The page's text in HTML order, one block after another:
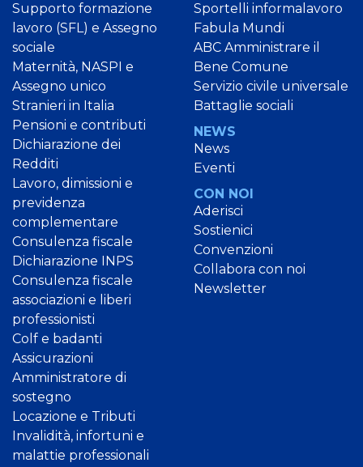
Supporto formazione
lavoro (SFL) e Assegno
sociale
Maternità, NASPI e
Assegno unico
Stranieri in Italia
Pensioni e contributi
Dichiarazione dei
Redditi
Lavoro, dimissioni e
previdenza
complementare
Consulenza fiscale
Dichiarazione INPS
Consulenza fiscale
associazioni e liberi
professionisti
Colf e badanti
Assicurazioni
Amministratore di
sostegno
Locazione e Tributi
Invalidità, infortuni e
malattie professionali
Sportelli informalavoro
Fabula Mundi
ABC Amministrare il
Bene Comune
Servizio civile universale
Battaglie sociali
NEWS
News
Eventi
CON NOI
Aderisci
Sostienici
Convenzioni
Collabora con noi
Newsletter